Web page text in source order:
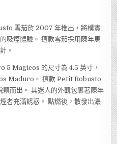
雪茄於 2007 年推出，將樸實
吸煙體驗。 這款雪茄採用陳年馬
。
5 Magicos 的尺寸為 4.5 英寸，
Maduro。 這款 Petit Robusto
而出。 其迷人的外觀包裹著陳年
者充滿誘惑。 點燃後，散發出濃